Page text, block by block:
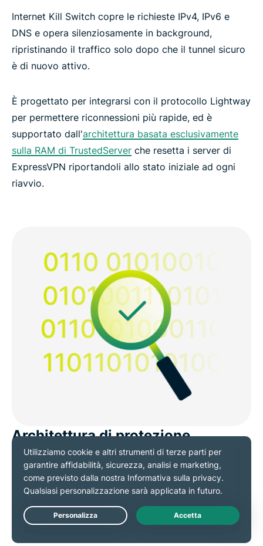
Internet Kill Switch copre le richieste IPv4, IPv6 e
DNS e opera silenziosamente in background,
ripristinando il traffico solo dopo che il tunnel sicuro
è di nuovo attivo.
È progettato per integrarsi con il protocollo Lightway
per permettere riconnessioni più rapide, ed è
supportato dall'architettura basata esclusivamente
sulla RAM di TrustedServer che resetta i server di
ExpressVPN riportandoli allo stato iniziale ad ogni
riavvio.
Architettura di protezione
continua
Internet Kill Switch fa parte di una soluzione per la
prestazioni costanti: Lightway per ripristini rapidi,
Live Chat